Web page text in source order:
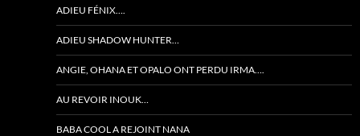
ADIEU FÉNIX….
ADIEU SHADOW HUNTER…
ANGIE, OHANA ET OPALO ONT PERDU IRMA….
AU REVOIR INOUK…
BABA COOL A REJOINT NANA